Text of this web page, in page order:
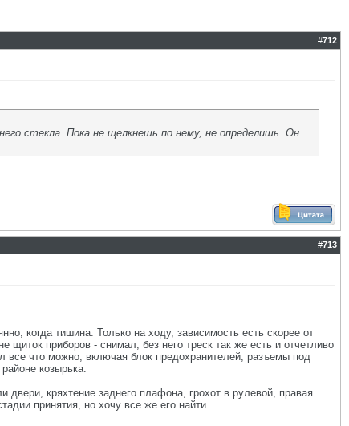
#712
стекла. Пока не щелкнешь по нему, не определишь. Он
#713
когда тишина. Только на ходу, зависимость есть скорее от
щиток приборов - снимал, без него треск так же есть и отчетливо
что можно, включая блок предохранителей, разъемы под
козырька.
двери, кряхтение заднего плафона, грохот в рулевой, правая
принятия, но хочу все же его найти.